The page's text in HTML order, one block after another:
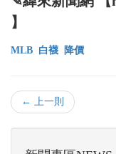
】
MLB 白襪 降價
← 上一則